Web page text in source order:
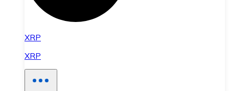
XRP
XRP